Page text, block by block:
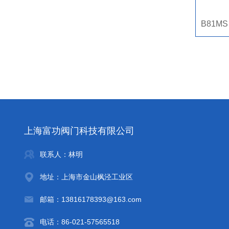
上海富功阀门科技有限公司
联系人：林明
地址：上海市金山枫泾工业区
邮箱：13816178393@163.com
电话：86-021-57565518